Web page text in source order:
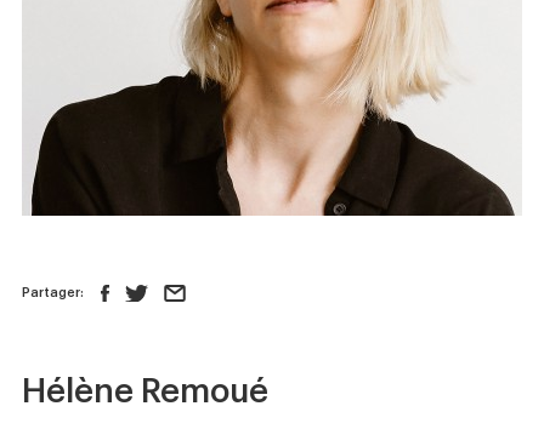
Nous joindre
Partager:
Hélène Remoué